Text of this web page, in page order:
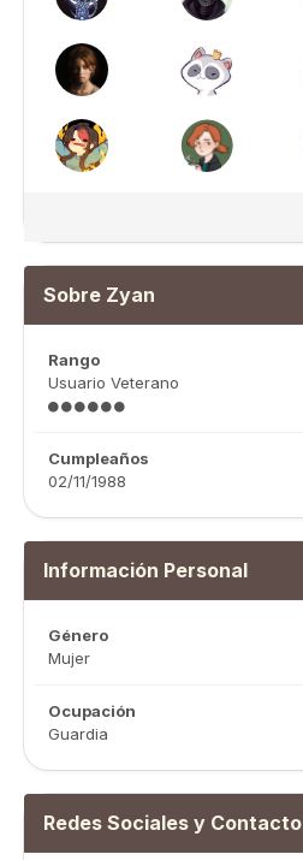
Sobre Zyan
Rango
Usuario Veterano
Cumpleaños
02/11/1988
Información Personal
Género
Mujer
Ocupación
Guardia
Redes Sociales y Contacto